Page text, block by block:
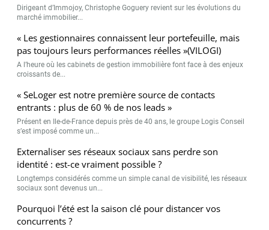
Dirigeant d’Immojoy, Christophe Goguery revient sur les évolutions du
marché immobilier...
« Les gestionnaires connaissent leur portefeuille, mais
pas toujours leurs performances réelles »(VILOGI)
A l’heure où les cabinets de gestion immobilière font face à des enjeux
croissants de...
« SeLoger est notre première source de contacts
entrants : plus de 60 % de nos leads »
Présent en Ile-de-France depuis près de 40 ans, le groupe Logis Conseil
s’est imposé comme un...
Externaliser ses réseaux sociaux sans perdre son
identité : est-ce vraiment possible ?
Longtemps considérés comme un simple canal de visibilité, les réseaux
sociaux sont devenus un...
Pourquoi l’été est la saison clé pour distancer vos
concurrents ?